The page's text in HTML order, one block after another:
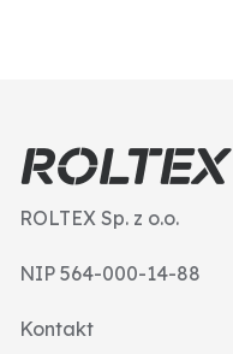
ROLTEX Sp. z o.o.
NIP 564-000-14-88
Kontakt